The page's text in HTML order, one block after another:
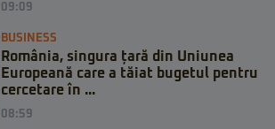
09:09
BUSINESS
România, singura țară din Uniunea
Europeană care a tăiat bugetul pentru
cercetare în ...
08:59